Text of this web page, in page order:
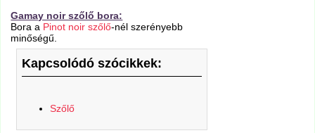
Gamay noir szőlő bora:
Bora a Pinot noir szőlő-nél szerényebb
minőségű.
Kapcsolódó szócikkek:
Szőlő